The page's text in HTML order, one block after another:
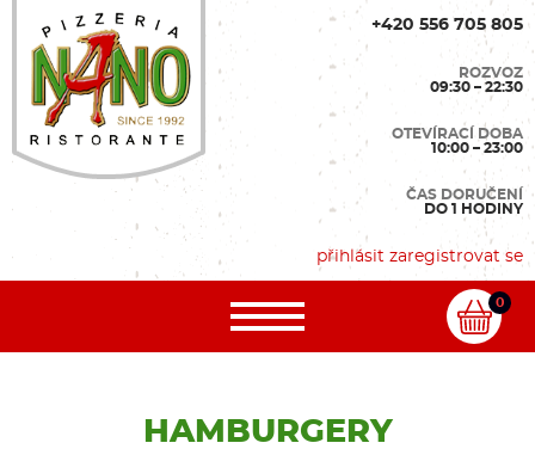
+420 556 705 805
ROZVOZ
09:30 – 22:30
OTEVÍRACÍ DOBA
10:00 – 23:00
ČAS DORUČENÍ
DO 1 HODINY
přihlásit zaregistrovat se
0
HAMBURGERY